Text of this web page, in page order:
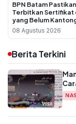
BPN Batam
Terbitkan Sertifikat
yang Belum
Reklamasi
08 Agustus 2026
Berita Terkini